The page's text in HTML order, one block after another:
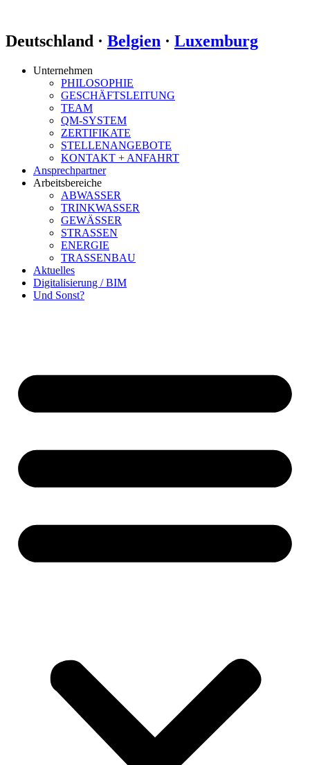
Deutschland · Belgien · Luxemburg
Unternehmen
PHILOSOPHIE
GESCHÄFTSLEITUNG
TEAM
QM-SYSTEM
ZERTIFIKATE
STELLENANGEBOTE
KONTAKT + ANFAHRT
Ansprechpartner
Arbeitsbereiche
ABWASSER
TRINKWASSER
GEWÄSSER
STRASSEN
ENERGIE
TRASSENBAU
Aktuelles
Digitalisierung / BIM
Und Sonst?